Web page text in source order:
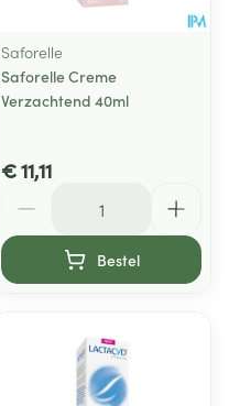
Saforelle
Saforelle Creme
Verzachtend 40ml
€ 11,11
Bestel